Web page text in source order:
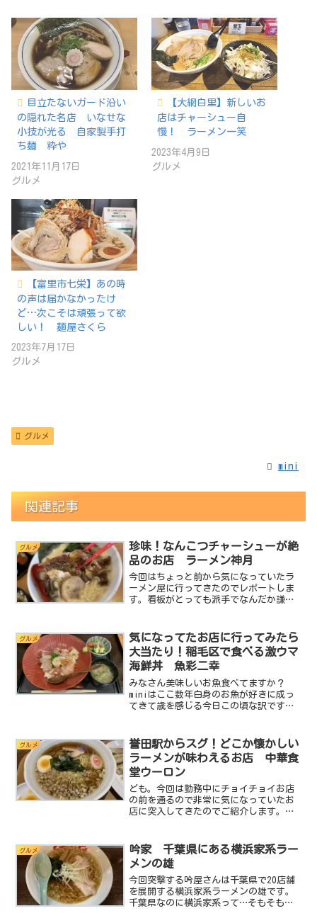
目立たないガード沿い
の隠れた名店 いなせな
小技が光る 自家製手打
ち麺 粋や
2021年11月17日
グルメ
【大網白里】新しいお
店はチャーシュー自
慢！ ラーメン一笑
2023年4月9日
グルメ
【富里市七栄】あの時
の声は届かなかったけ
ど…次こそは頑張って欲
しい！ 麺屋さくら
2023年7月17日
グルメ
グルメ
mini
関連記事
グルメ
珍味！なんこつチャーシューが絶
品のお店 ラーメン神月
今回はちょっと前から気になっていたラ
ーメン屋に行ってきたのでレポートしま
す。看板がとっても派手でなんだか謙遜
前から気になっていたんです。ねっ。ド
派手なんだけど謙遜してる...
グルメ
気になってたお店に行ってみたら
大当たり！稲毛区で食べる激ウマ
海鮮丼 魚彩二幸
みなさん美味しいお魚食べてますか？
miniはここ数年白身のお魚が好きに成っ
てきて歳を感じる今日この頃な訳です
幸が豊富な県ではありますがやっぱり房
総方面じゃないとどこに入...
グルメ
誉田駅からスグ！どこか懐かしい
ラーメンが味わえるお店 中華食
堂ウーロン
ども。今回は勤務中にチョイチョイお店
の前を通るので非常に気になっていたお
店に突入してきたのでご紹介します。そ
どうです？なんか素敵な感じでしょ？住
宅の１階部分を店舗にした...
グルメ
吟家 千葉県にある横浜家系ラー
メンの雄
今回突撃する吟屋さんは千葉県で20店舗
を展開する横浜家系ラーメンの雄です。
千葉県なのに横浜家系って…そもそも家